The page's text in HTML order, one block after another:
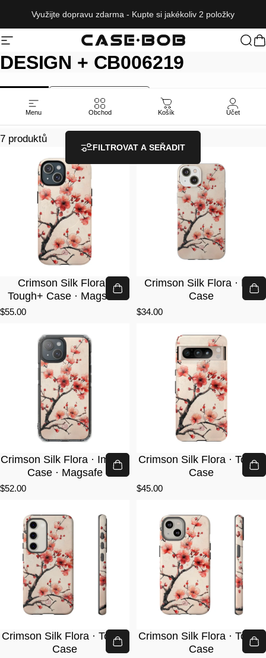
Využijte dopravu zdarma - Kupte si jakékoliv 2 položky
Navigace na webuCASE·BOB
Menu Obchod Košík Účet
DESIGN + CB006219
ALL NEW RELEASES
FILTROVAT A SEŘADIT
7 produktů
Crimson Silk Flora ·
Tough+ Case · Magsafe
$55.00
Crimson Silk Flora · Lite
Case
$34.00
Crimson Silk Flora · Impact
Case · Magsafe
$52.00
Crimson Silk Flora · Tough
Case
$45.00
Crimson Silk Flora · Tough
Case
Crimson Silk Flora · Tough
Case